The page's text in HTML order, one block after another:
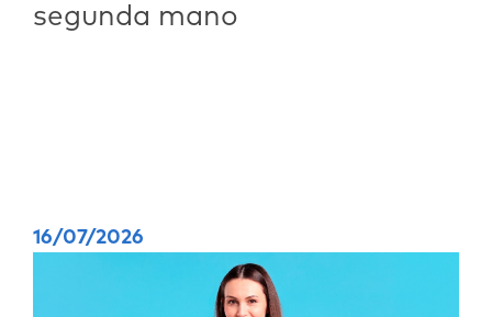
segunda mano
16/07/2026